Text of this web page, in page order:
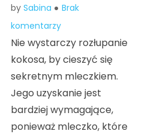
bySabina
Brak
komentarzy
Nie wystarczy rozłupanie
kokosa, by cieszyć się
sekretnym mleczkiem.
Jego uzyskanie jest
bardziej wymagające,
ponieważ mleczko, które